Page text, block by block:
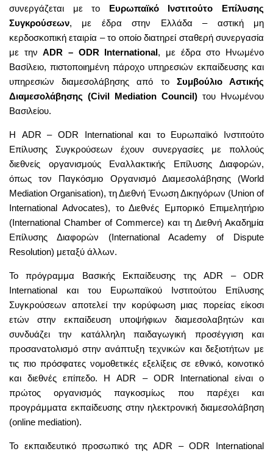
συνεργάζεται με το Ευρωπαϊκό Ινστιτούτο Επίλυσης
Συγκρούσεων, με έδρα στην Ελλάδα – αστική μη
κερδοσκοπική εταιρία – το οποίο διατηρεί σταθερή συνεργασία
με τηνADR – ODR International, με έδρα στο Ηνωμένο
Βασίλειο, πιστοποιημένη πάροχο υπηρεσιών εκπαίδευσης και
υπηρεσιών διαμεσολάβησης από το Συμβούλιο Αστικής
Διαμεσολάβησης (Civil Mediation Council) του Ηνωμένου
Βασιλείου.
Η ADR – ODR International και το Ευρωπαϊκό Ινστιτούτο
Επίλυσης Συγκρούσεων έχουν συνεργασίες με πολλούς
διεθνείς οργανισμούς Εναλλακτικής Επίλυσης Διαφορών,
όπως τον Παγκόσμιο Οργανισμό Διαμεσολάβησης (World
Mediation Organisation), τη Διεθνή Ένωση Δικηγόρων (Union of
International Advocates), το Διεθνές Εμπορικό Επιμελητήριο
(International Chamber of Commerce) και τη Διεθνή Ακαδημία
Επίλυσης Διαφορών (International Academy of Dispute
Resolution) μεταξύ άλλων.
Το πρόγραμμα Βασικής Εκπαίδευσης της ADR – ODR
International και του Ευρωπαϊκού Ινστιτούτου Επίλυσης
Συγκρούσεων αποτελεί την κορύφωση μιας πορείας είκοσι
ετών στην εκπαίδευση υποψήφιων διαμεσολαβητών και
συνδυάζει την κατάλληλη παιδαγωγική προσέγγιση και
προσανατολισμό στην ανάπτυξη τεχνικών και δεξιοτήτων με
τις πιο πρόσφατες νομοθετικές εξελίξεις σε εθνικό, κοινοτικό
και διεθνές επίπεδο. Η ADR – ODR International είναι ο
πρώτος οργανισμός παγκοσμίως που παρέχει και
προγράμματα εκπαίδευσης στην ηλεκτρονική διαμεσολάβηση
(online mediation).
Το εκπαιδευτικό προσωπικό της ADR – ODR International